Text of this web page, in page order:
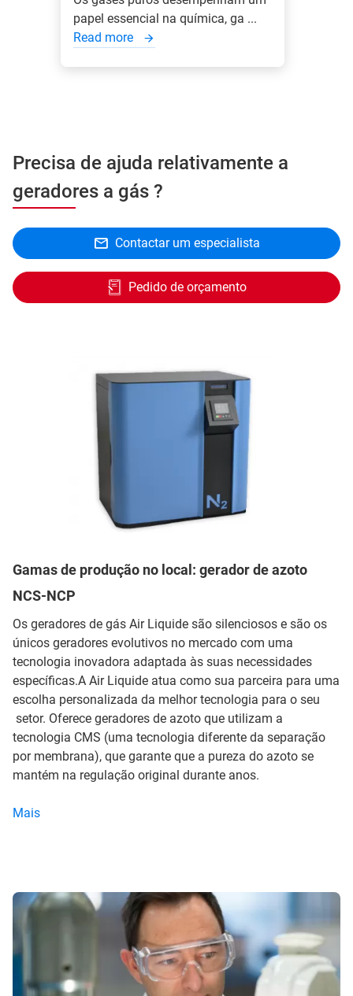
papel essencial na química, ga ...
Read more
Precisa de ajuda relativamente a
geradores a gás ?
Contactar um especialista
Pedido de orçamento
Gamas de produção no local: gerador de azoto
NCS-NCP
Os geradores de gás Air Liquide são silenciosos e são os
únicos geradores evolutivos no mercado com uma
tecnologia inovadora adaptada às suas necessidades
específicas.A Air Liquide atua como sua parceira para uma
escolha personalizada da melhor tecnologia para o seu
setor. Oferece geradores de azoto que utilizam a
tecnologia CMS (uma tecnologia diferente da separação
por membrana), que garante que a pureza do azoto se
mantém na regulação original durante anos.
Mais